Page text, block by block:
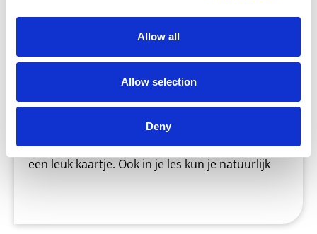
Allow all
Allow selection
Deny
Het is weer bijna Valentijnsdag! Voor sommige
mensen een reden om hun (al dan niet geheime)
liefde te verrassen met een bos rode rozen of
een leuk kaartje. Ook in je les kun je natuurlijk